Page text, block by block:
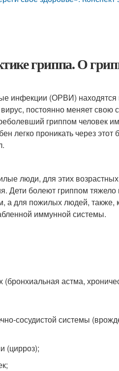
гриппа. О
инфекции (ОРВИ)
постоянно меняет свою
гриппом человек
легко проникать через этот
люди, для этих
Дети болеют гриппом
а для пожилых людей, также,
иммунной системы.
астма,
сосудистой системы
(цирроз);